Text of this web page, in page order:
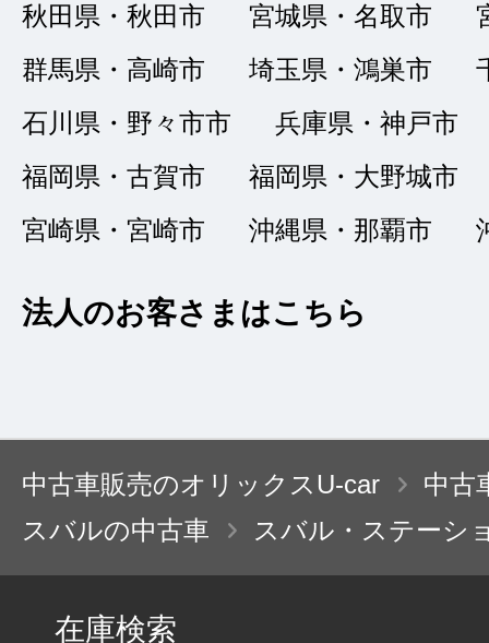
のかとまどう所が
★★★★
4
総合評価
良質な中古
販売店の評価
秋田県・秋田市 宮城県・名取市
群馬県・高崎市
埼玉県・鴻巣市
石川県・野々市市
兵庫県・神戸市
福岡県・古賀市
福岡県・大野城市
宮崎県・宮崎市
沖縄県・那覇市
法人のお客さまはこちら
中古車販売のオリックスU-car
中古
スバルの中古車
スバル・ステーシ
在庫検索